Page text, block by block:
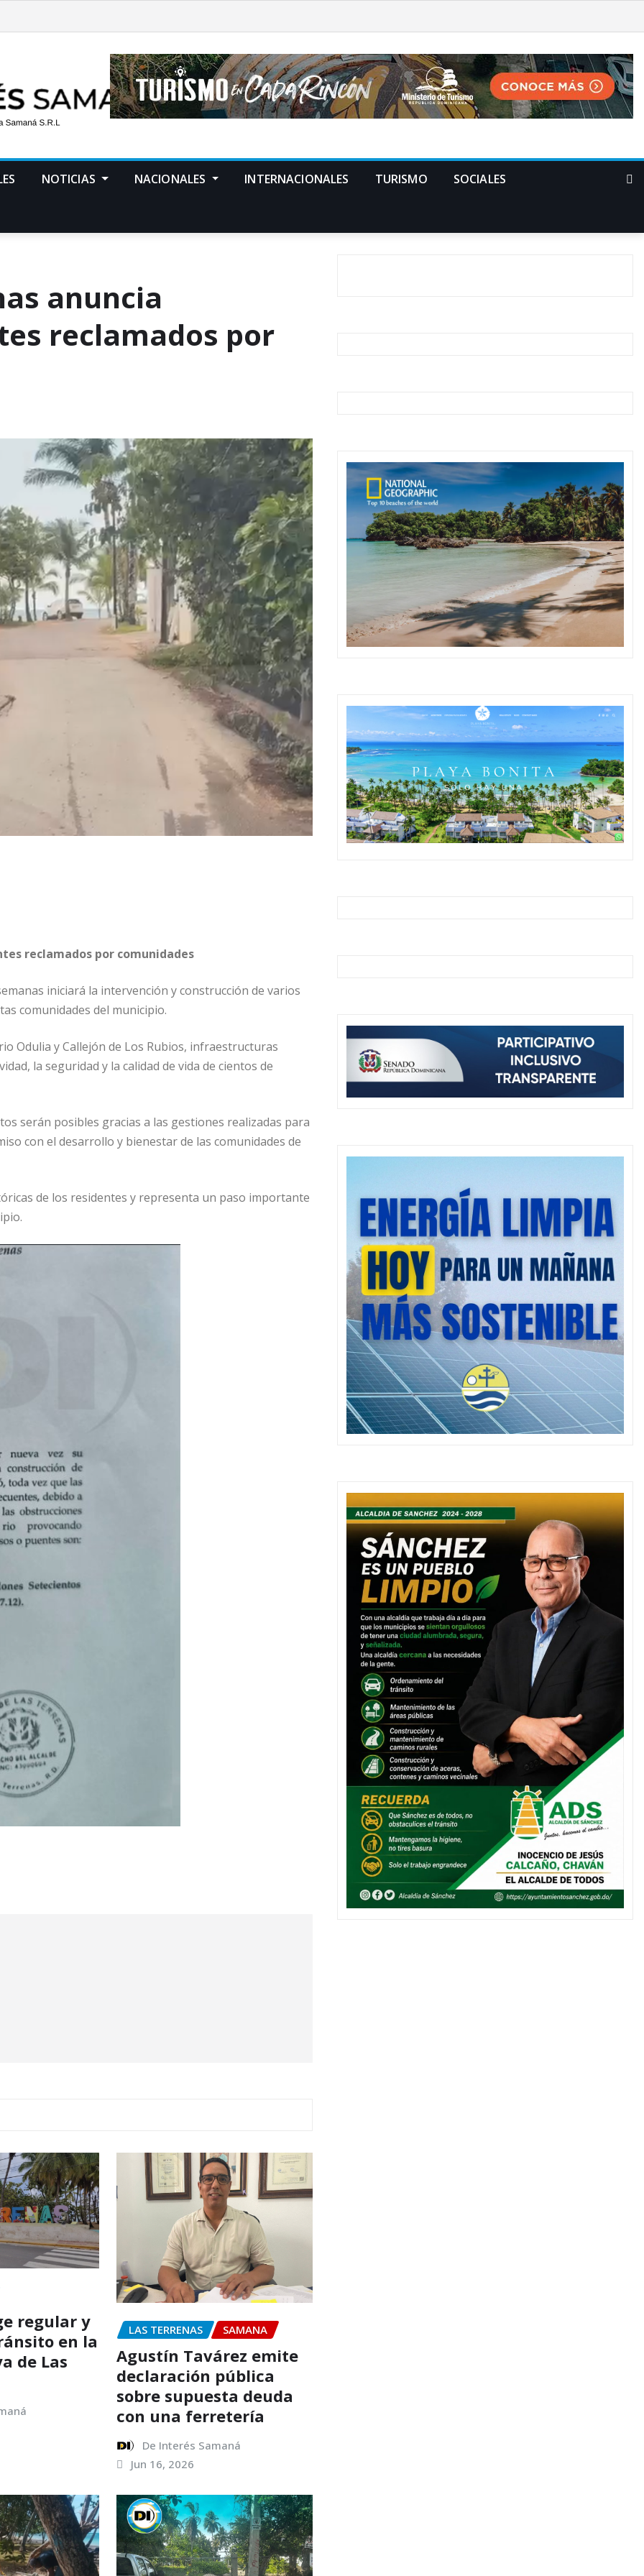
NOTICIAS NACIONALES INTERNACIONALES TURISMO SOCIALES
anuncia
reclamados por
reclamados por comunidades
iniciará la intervención y construcción de varios
comunidades del municipio.
Odulia y Callejón de Los Rubios, infraestructuras
la seguridad y la calidad de vida de cientos de
serán posibles gracias a las gestiones realizadas para
con el desarrollo y bienestar de las comunidades de
de los residentes y representa un paso importante
regular y
en la
de Las
LAS TERRENAS SAMANA
Agustín Tavárez emite
declaración pública
sobre supuesta deuda
con una ferretería
De Interés Samaná
Jun 16, 2026